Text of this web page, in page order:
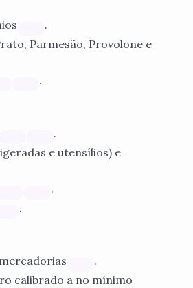
.
Parmesão, Provolone e
.
.
e utensílios) e
.
.
.
calibrado a no mínimo